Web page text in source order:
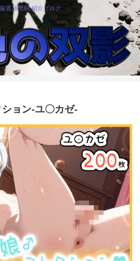
厳選18禁BL紹介ブログ
ョン-ユ〇カゼ-